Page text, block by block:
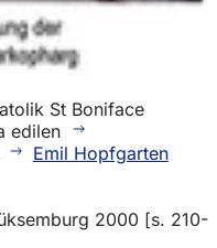
St Boniface
edilen
Emil Hopfgarten
2000 [s. 210-